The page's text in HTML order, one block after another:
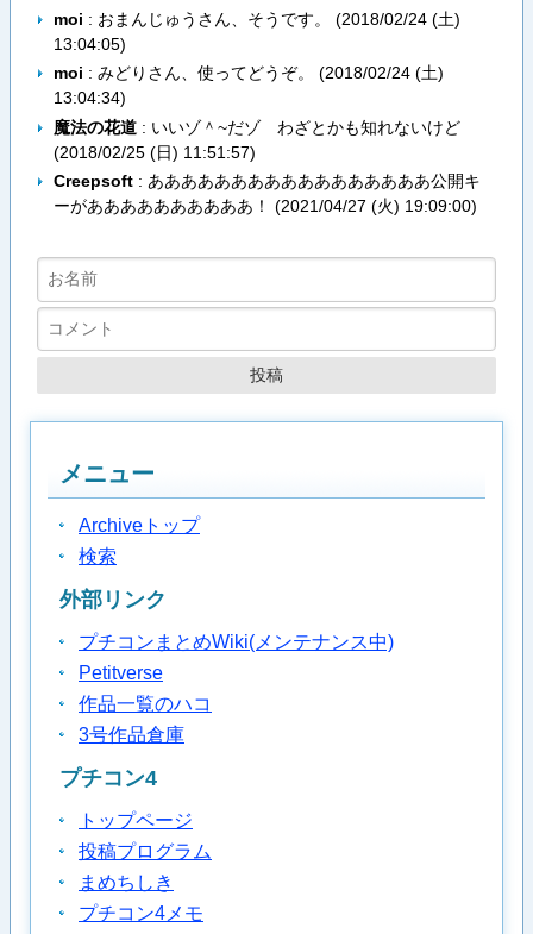
moi : おまんじゅうさん、そうです。 (2018/02/24 (土)
13:04:05)
moi : みどりさん、使ってどうぞ。 (2018/02/24 (土)
13:04:34)
魔法の花道: いいゾ＾~だゾ わざとかも知れないけど
(2018/02/25 (日) 11:51:57)
Creepsoft: あああああああああああああああああ公開キ
ーがああああああああああ！ (2021/04/27 (火) 19:09:00)
メニュー
Archiveトップ
検索
外部リンク
プチコンまとめWiki(メンテナンス中)
Petitverse
作品一覧のハコ
3号作品倉庫
プチコン4
トップページ
投稿プログラム
まめちしき
プチコン4メモ